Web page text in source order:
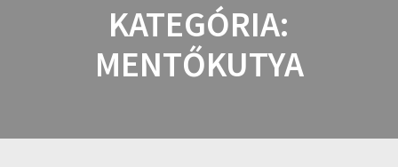
KATEGÓRIA:
MENTŐKUTYA